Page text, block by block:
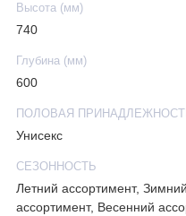
Высота (мм)
740
Глубина (мм)
600
ПОЛОВАЯ
Унисекс
СЕЗОННОСТЬ
Летний ассортимент,
ассортимент, Весенний